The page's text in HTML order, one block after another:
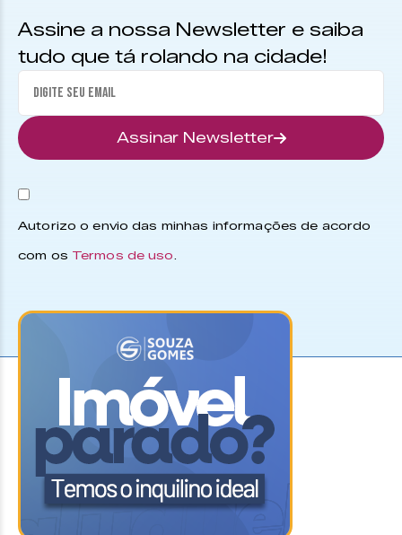
Assine a nossa Newsletter e saiba
tudo que tá rolando na cidade!
Assinar Newsletter
Autorizo o envio das minhas informações de acordo
com os Termos de uso.